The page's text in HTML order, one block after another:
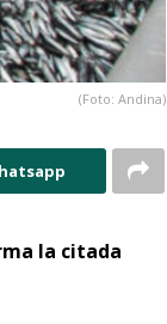
(Foto: Andina)
la citada